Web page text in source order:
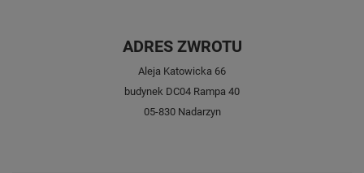
ADRES ZWROTU
Aleja Katowicka 66
budynek DC04 Rampa 40
05-830 Nadarzyn